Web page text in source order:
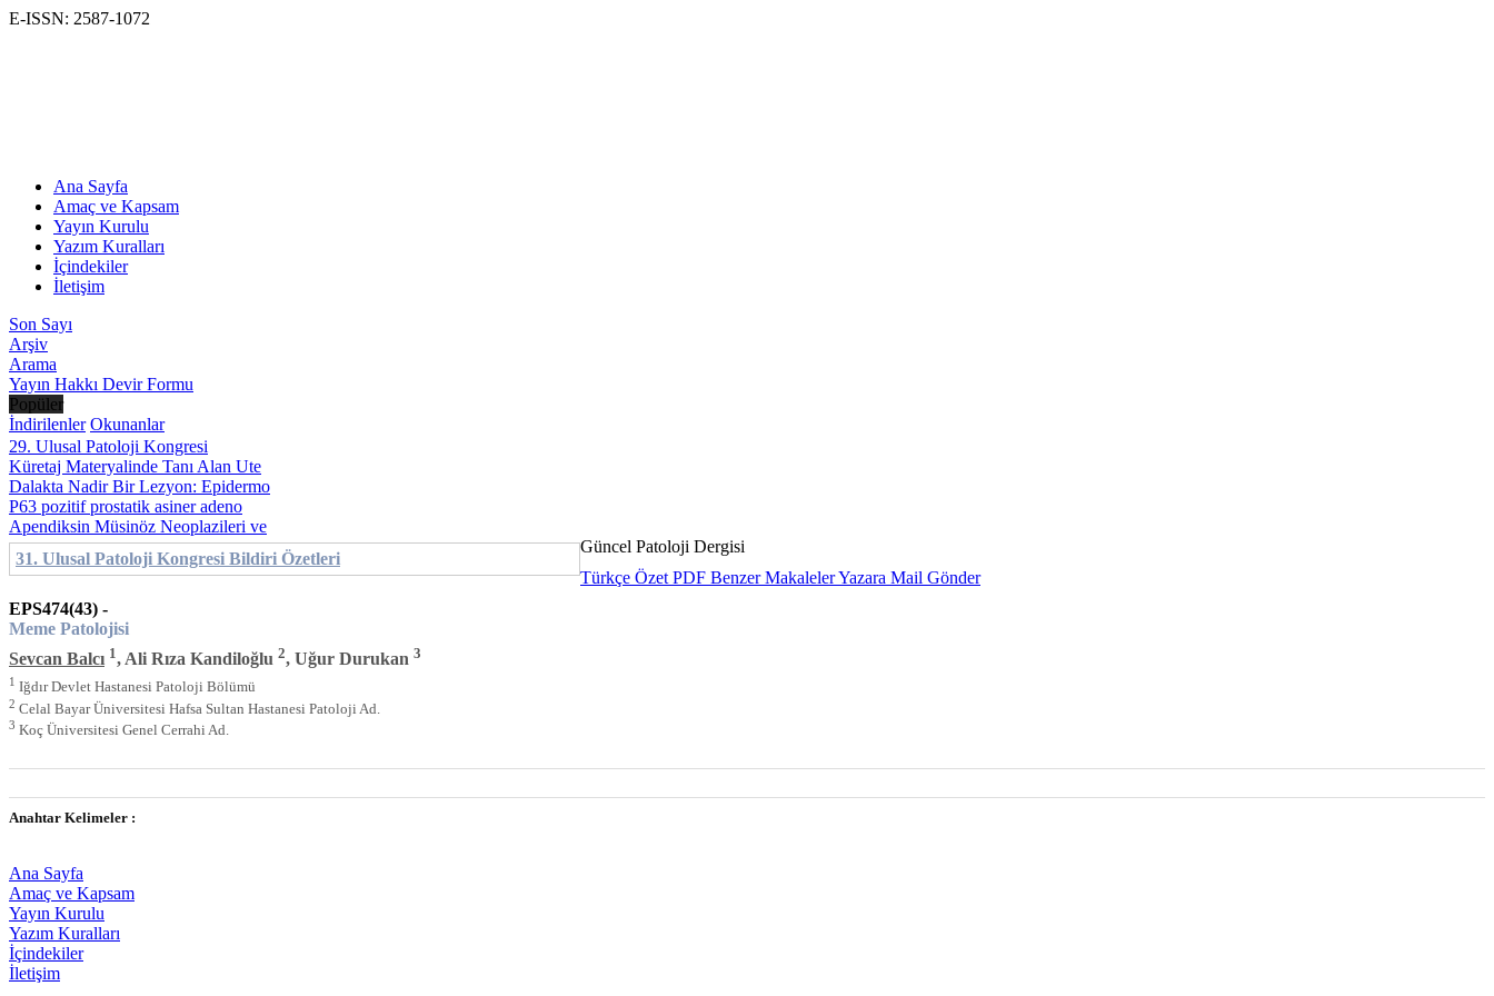
E-ISSN: 2587-1072
Ana Sayfa
Amaç ve Kapsam
Yayın Kurulu
Yazım Kuralları
İçindekiler
İletişim
Son Sayı
Arşiv
Arama
Yayın Hakkı Devir Formu
Popüler
İndirilenler Okunanlar
29. Ulusal Patoloji Kongresi
Küretaj Materyalinde Tanı Alan Ute
Dalakta Nadir Bir Lezyon: Epidermo
P63 pozitif prostatik asiner adeno
Apendiksin Müsinöz Neoplazileri ve
31. Ulusal Patoloji Kongresi Bildiri Özetleri
Güncel Patoloji Dergisi
Türkçe Özet PDF Benzer MakalelerYazara Mail Gönder
EPS474(43) -
Meme Patolojisi
Sevcan Balcı 1, Ali Rıza Kandiloğlu 2, Uğur Durukan 3
1 Iğdır Devlet Hastanesi Patoloji Bölümü
2 Celal Bayar Üniversitesi Hafsa Sultan Hastanesi Patoloji Ad.
3 Koç Üniversitesi Genel Cerrahi Ad.
Anahtar Kelimeler :
Ana Sayfa
Amaç ve Kapsam
Yayın Kurulu
Yazım Kuralları
İçindekiler
İletişim